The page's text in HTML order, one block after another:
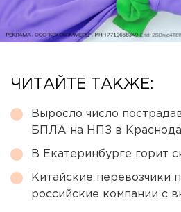
ЧИТАЙТЕ ТАКЖЕ:
Выросло число
БПЛА на НПЗ в
В Екатеринбурге горит
Китайские перевозчики
российские компании с